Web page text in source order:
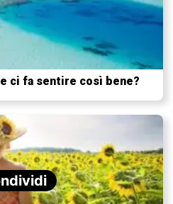
ci fa sentire così bene?